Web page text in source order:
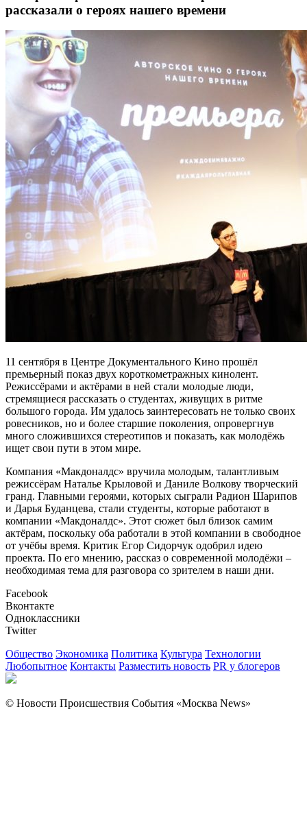
рассказали о героях нашего времени
11 сентября в Центре Документального Кино прошёл
премьерный показ двух короткометражных кинолент.
Режиссёрами и актёрами в ней стали молодые люди,
стремящиеся рассказать о студентах, живущих в ритме
большого города. Им удалось заинтересовать не только своих
ровесников, но и более старшие поколения, опровергнув
много сложившихся стереотипов и показать, как молодёжь
ищет свои пути в этом мире.
Компания «Макдоналдс» вручила молодым, талантливым
режиссёрам Наталье Крыловой и Даниле Волкову творческий
гранд. Главными героями, которых сыграли Радион Шарипов
и Дарья Буданцева, стали студенты, которые работают в
компании «Макдоналдс». Этот сюжет был близок самим
актёрам, поскольку оба работали в этой компании в свободное
от учёбы время. Критик Егор Сидорчук одобрил идею
проекта. По его мнению, рассказ о современной молодёжи –
необходимая тема для разговора со зрителем в наши дни.
Facebook
Вконтакте
Одноклассники
Twitter
Общество Экономика Политика Культура Технологии
Любопытное Контакты Разместить новость PR у блогеров
© Новости Происшествия События «Москва News»